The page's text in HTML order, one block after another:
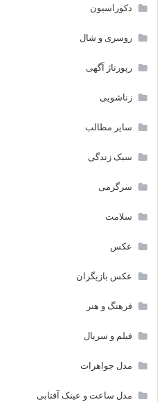
دکوراسیون
روسری و شال
رپورتاژ آگهی
زناشویی
سایر مطالب
سبک زندگی
سرگرمی
سلامت
عکس
عکس بازیگران
فرهنگ و هنر
فیلم و سریال
مدل جواهرات
مدل ساعت و عینک آفتابی